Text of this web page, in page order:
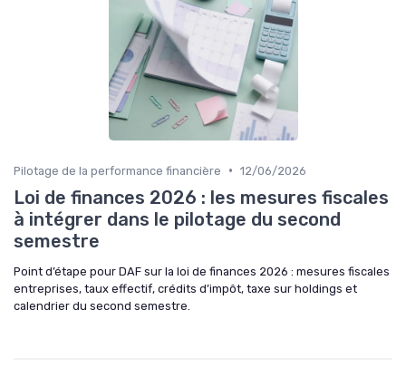
Pilotage de la performance financière • 12/06/2026
Loi de finances 2026 : les mesures fiscales
à intégrer dans le pilotage du second
semestre
Point d’étape pour DAF sur la loi de finances 2026 : mesures fiscales
entreprises, taux effectif, crédits d’impôt, taxe sur holdings et
calendrier du second semestre.